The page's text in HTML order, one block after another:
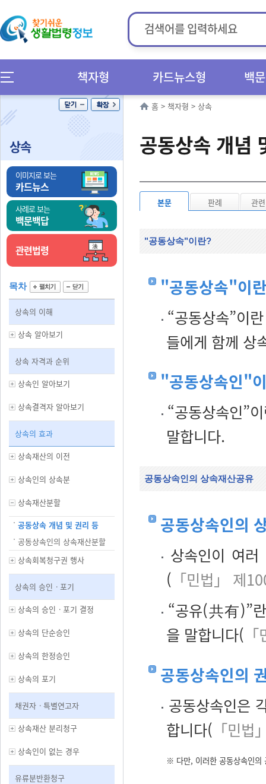
책자형 카드뉴스형 백
상속
이미지로 보는
카드뉴스
사례로 보는
백문백답
관련법령
목차
상속의 이해
상속 알아보기
상속 자격과 순위
상속인 알아보기
상속결격자 알아보기
상속의 효과
상속재산의 이전
상속인의 상속분
상속재산분할
공동상속 개념 및 권리 등
공동상속인의 상속재산분할
상속회복청구권 행사
상속의 승인ㆍ포기
상속의 승인ㆍ포기 결정
상속의 단순승인
상속의 한정승인
상속의 포기
채권자ㆍ특별연고자
상속재산 분리청구
상속인이 없는 경우
유류분반환청구
홈 > 책자형 > 상속
공동상속 개념
본문 판례 관
"공동상속"이란?
"공동상속"이
“공동상속”이
들에게 함께 상
"공동상속인"
“공동상속인”
말합니다.
공동상속인의 상속재산공유
공동상속인의
상속인이 여
( 「민법」 제
“공유(共有)”
을 말합니다(
공동상속인의
공동상속인은
합니다( 「민
※ 다만, 이러한 공동상속인의